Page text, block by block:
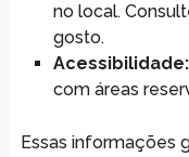
no local.
gosto.
Acessibilidade:
com áreas
Essas informações